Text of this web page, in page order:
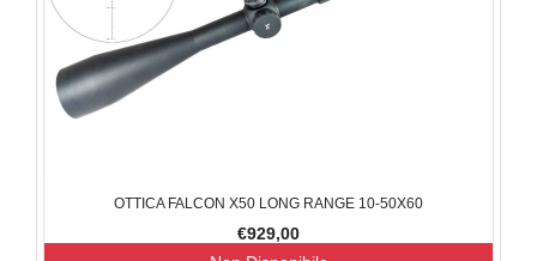
OTTICA FALCON X50 LONG RANGE 10-50X60
€929,00